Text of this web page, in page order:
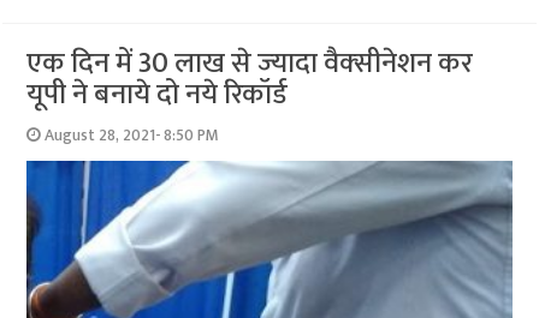
एक दिन में 30 लाख से ज्‍यादा वैक्‍सीनेशन कर
यूपी ने बनाये दो नये रिकॉर्ड
August 28, 2021- 8:50 PM